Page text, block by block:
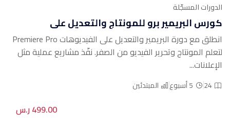
الدورات المسجّلة
كورس البريمير برو للمونتاج والتعديل على
الفيديوهات – Premiere Pro
انطلق مع دورة البريمير والتعديل على الفيديوهات Premiere Pro
لتعلم المونتاج وتحرير الفيديو من الصفر. نفّذ مشاريع عملية مثل
الإعلانات...
24 5 أسبوع المبتدئين
499.00 ر.س